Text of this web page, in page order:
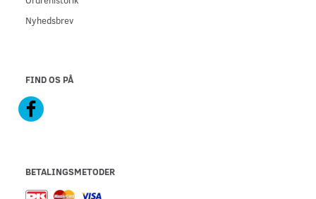
Nyhedsbrev
FIND OS PÅ
BETALINGSMETODER